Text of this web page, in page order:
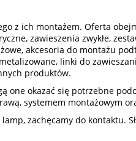
z ich montażem. Oferta
zawieszenia zwykłe,
akcesoria do montażu
linki do
produktów.
one okazać się potrzebne
systemem montażowym
zachęcamy do kontaktu.